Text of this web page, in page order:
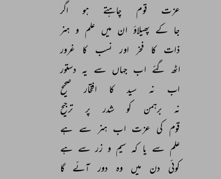
عزت
قوم چاہتے ہو
اگر
جا کے پھیلاؤ ان میں علم و ہنر
ذات کا فخر اور نسب کا
غرور
اٹھ گئے اب جہاں سے یہ دستور
اب
نہ سید کا افتخار
صحیح
نہ
برہمن کو شدر پر
ترجیح
قوم کی عزت اب ہنر سے ہے
علم سے یا کہ سیم و زر سے ہے
کوئی
دن میں وہ دور آئے گا